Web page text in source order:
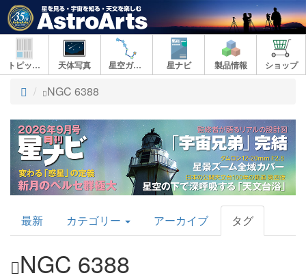
トピックス 天体写真 星空ガイド 星ナビ 製品情報 ショップ
ト
プ
NGC 6388
AstroArts
Topics
最新 カテゴリー アーカイブ タグ
NGC 6388